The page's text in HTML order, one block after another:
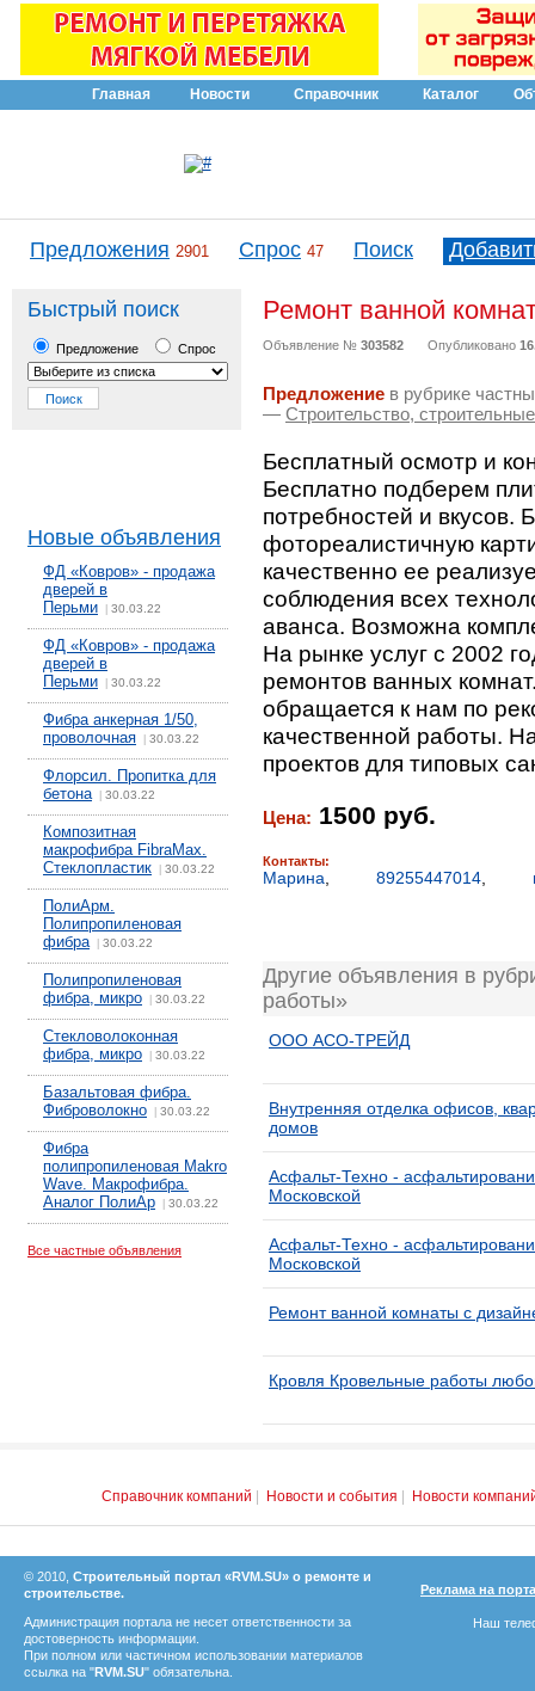
Главная Новости Справочник Каталог
Предложения 2901 Спрос 47 Поиск
Быстрый поиск
Предложение Спрос
Новые объявления
ФД «Ковров» - продажа
дверей в
Перьми
30.03.22
ФД «Ковров» - продажа
дверей в
Перьми
30.03.22
Фибра анкерная 1/50,
проволочная
30.03.22
Флорсил. Пропитка для
бетона| 30.03.22
Композитная
макрофибра FibraMax.
Стеклопластик
30.03.22
ПолиАрм.
Полипропиленовая
фибра| 30.03.22
Полипропиленовая
фибра, микро
30.03.22
Стекловолоконная
фибра, микро
30.03.22
Базальтовая фибра.
Фиброволокно
30.03.22
Фибра
полипропиленовая Makro
Wave. Макрофибра.
Аналог ПолиАр
30.03.22
Все частные объявления
Ремонт ванной
Объявление № 303582 Опубликовано
Предложение в рубрике
— Строительство,
Бесплатный осмотр и
Бесплатно подберем
потребностей и вкусов.
фотореалистичную
качественно ее
соблюдения всех
аванса. Возможна
На рынке услуг с 2002
ремонтов ванных
обращается к нам по
качественной работы.
проектов для типовых
Цена: 1500 руб.
Контакты:
Марина 89255447014
Другие объявления в
работы»
ООО АСО-ТРЕЙД
Внутренняя отделка офисов,
домов
Асфальт-Техно -
Московской
Асфальт-Техно -
Московской
Ремонт ванной комнаты с
Кровля Кровельные работы
Справочник компаний Новости и события Новости
© 2010, Строительный портал «RVM.SU» о ремонте и
строительстве.
Администрация портала не несет ответственности за
достоверность информации.
При полном или частичном использовании материалов
ссылка на "RVM.SU" обязательна.
Реклама на
Наш